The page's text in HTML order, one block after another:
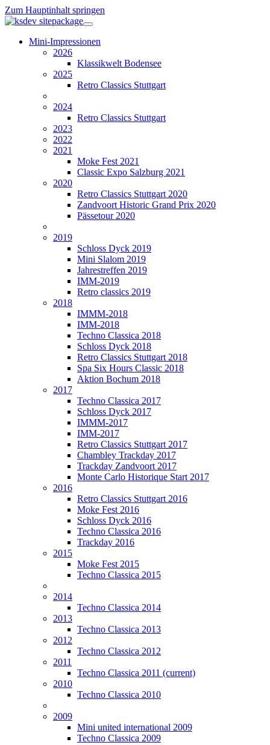
Zum Hauptinhalt springen
Mini-Impressionen
2026
Klassikwelt Bodensee
2025
Retro Classics Stuttgart
2024
Retro Classics Stuttgart
2023
2022
2021
Moke Fest 2021
Classic Expo Salzburg 2021
2020
Retro Classics Stuttgart 2020
Zandvoort Historic Grand Prix 2020
Pässetour 2020
2019
Schloss Dyck 2019
Mini Slalom 2019
Jahrestreffen 2019
IMM-2019
Retro classics 2019
2018
IMMM-2018
IMM-2018
Techno Classica 2018
Schloss Dyck 2018
Retro Classics Stuttgart 2018
Spa Six Hours Classic 2018
Aktion Bochum 2018
2017
Techno Classica 2017
Schloss Dyck 2017
IMMM-2017
IMM-2017
Retro Classics Stuttgart 2017
Chambley Trackday 2017
Trackday Zandvoort 2017
Monte Carlo Historique Start 2017
2016
Retro Classics Stuttgart 2016
Moke Fest 2016
Schloss Dyck 2016
Techno Classica 2016
Trackday 2016
2015
Moke Fest 2015
Techno Classica 2015
2014
Techno Classica 2014
2013
Techno Classica 2013
2012
Techno Classica 2012
2011
Techno Classica 2011 (current)
2010
Techno Classica 2010
2009
Mini united international 2009
Techno Classica 2009